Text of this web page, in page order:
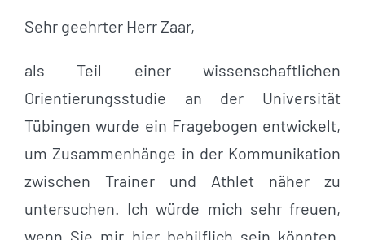
Sehr geehrter Herr Zaar,
als Teil einer wissenschaftlichen
Orientierungsstudie an der Universität
Tübingen wurde ein Fragebogen entwickelt,
um Zusammenhänge in der Kommunikation
zwischen Trainer und Athlet näher zu
untersuchen. Ich würde mich sehr freuen,
wenn Sie mir hier behilflich sein könnten,